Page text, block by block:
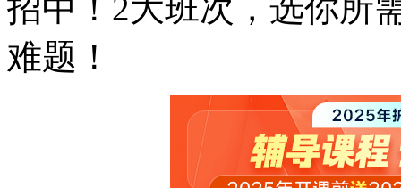
招中！2大班次，选你所
难题！